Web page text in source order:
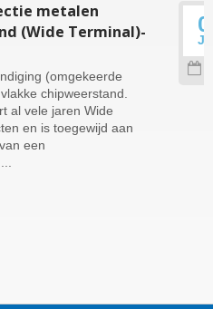
metalen
(Wide Terminal)-
(omgekeerde
chipweerstand.
al vele jaren Wide
en is toegewijd aan
een